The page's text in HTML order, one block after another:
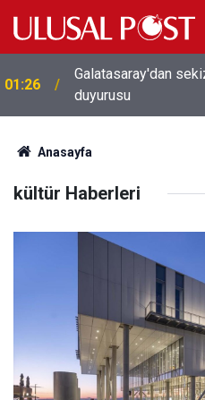
01:24
Avrupa'da
İtalya'dan gelenleri
Anasayfa
kültür Haberleri